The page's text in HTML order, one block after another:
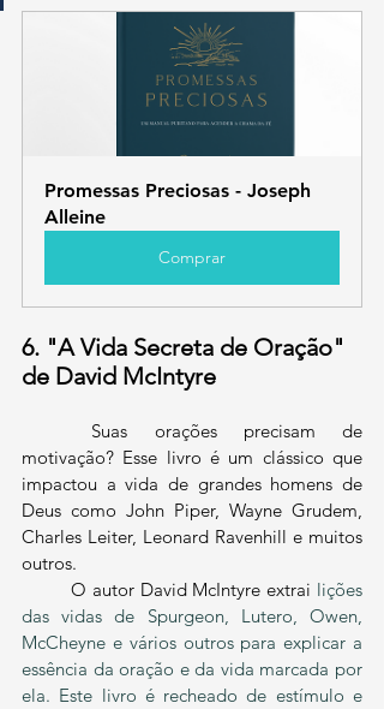
Promessas Preciosas - Joseph
Alleine
Comprar
6. "A Vida Secreta de Oração"
de David McIntyre
motivação? Esse livro é um clássico que
impactou a vida de grandes homens de
Deus como John Piper, Wayne Grudem,
Charles Leiter, Leonard Ravenhill e muitos
outros.
	O autor David McIntyre extrai
lições
das vidas de Spurgeon, Lutero, Owen,
McCheyne e vários outros para explicar a
essência da oração e da vida marcada por
ela. Este livro é recheado de estímulo e